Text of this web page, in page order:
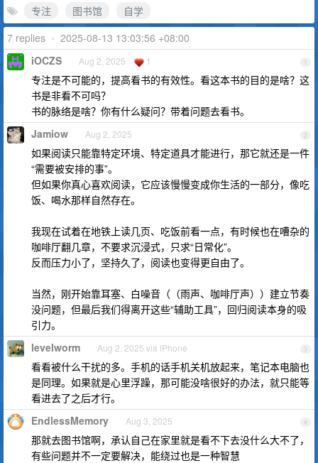
专注
图书馆
自学
7 replies • 2025-08-13 13:03:56 +08:00
1
iOCZS Aug 2, 2025 1
专注是不可能的，提高看书的有效性。看这本书的目的是啥？这
书是非看不可吗？
书的脉络是啥？你有什么疑问？带着问题去看书。
2
Jamiow Aug 2, 2025
如果阅读只能靠特定环境、特定道具才能进行，那它就还是一件
“需要被安排的事”。
但如果你真心喜欢阅读，它应该慢慢变成你生活的一部分，像吃
饭、喝水那样自然存在。
我现在试着在地铁上读几页、吃饭前看一点，有时候也在嘈杂的
咖啡厅翻几章，不要求沉浸式，只求“日常化”。
反而压力小了，坚持久了，阅读也变得更自由了。
当然，刚开始靠耳塞、白噪音（（雨声、咖啡厅声））建立节奏
没问题，但最后我们得离开这些“辅助工具”，回归阅读本身的吸
引力。
3
levelworm Aug 2, 2025 via iPhone
看看被什么干扰的多。手机的话手机关机放起来，笔记本电脑也
是同理。如果就是心里浮躁，那可能没啥很好的办法，就只能等
看进去了之后才行。
4
EndlessMemory Aug 3, 2025
那就去图书馆啊，承认自己在家里就是看不下去没什么大不了，
有些问题并不一定要解决，能绕过也是一种智慧